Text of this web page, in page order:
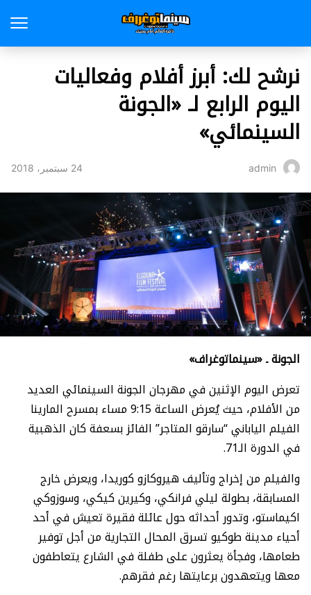
نرشح لك: أبرز أفلام وفعاليات
اليوم الرابع لـ «الجونة
السينمائي»
admin 24 سبتمبر، 2018
الجونةـ «سينماتوغراف»
تعرض اليوم الإثنين في مهرجان الجونة السينمائي العديد
من الأفلام، حيث يُعرض الساعة 9:15 مساء بمسرح المارينا
الفيلم الياباني “سارقو المتاجر” الفائز بسعفة كان الذهبية
في الدورة الـ71.
والفيلم من إخراج وتأليف هيروكازو كوريدا، ويعرض خارج
المسابقة، بطولة ليلي فرانكي، وكيرين كيكي، وسوزوكي
اكيماستو، وتدور أحداثه حول عائلة فقيرة تعيش في أحد
أحياء مدينة طوكيو تسرق المحال التجارية من أجل توفير
طعامها، وفجأة يعثرون على طفلة في الشارع يتعاطفون
معها ويتعهدون برعايتها رغم فقرهم.